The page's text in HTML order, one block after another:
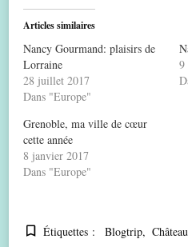
Articles similaires
Nancy Gourmand: plaisirs de
Lorraine
28 juillet 2017
Dans "Europe"
9
Grenoble, ma ville de cœur
cette année
8 janvier 2017
Dans "Europe"
Étiquettes : Blogtrip